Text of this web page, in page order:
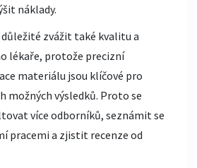
náklady.
zvážit také kvalitu a
lékaře, protože precizní
materiálu jsou klíčové pro
možných výsledků. Proto se
více odborníků, seznámit se
pracemi a zjistit recenze od